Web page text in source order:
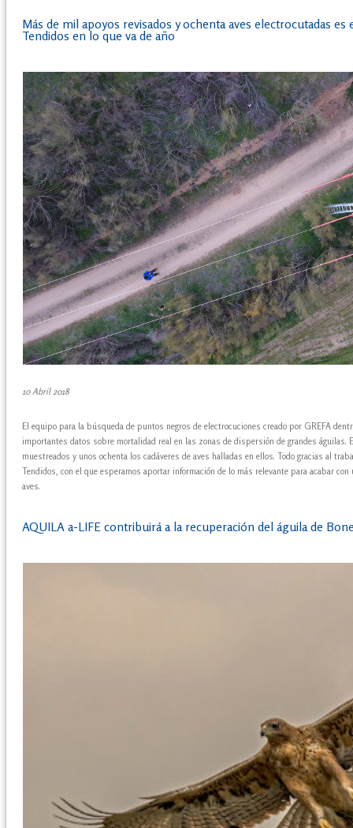
Más de mil apoyos revisados y ochenta aves electrocutadas
Tendidos en lo que va de año
10 Abril 2018
El equipo para la búsqueda de puntos negros de electrocuciones creado por GREFA
importantes datos sobre mortalidad real en las zonas de dispersión de grandes águilas.
muestreados y unos ochenta los cadáveres de aves halladas en ellos. Todo gracias al
Tendidos, con el que esperamos aportar información de lo más relevante para acabar
aves.
AQUILA a-LIFE contribuirá a la recuperación del águila de